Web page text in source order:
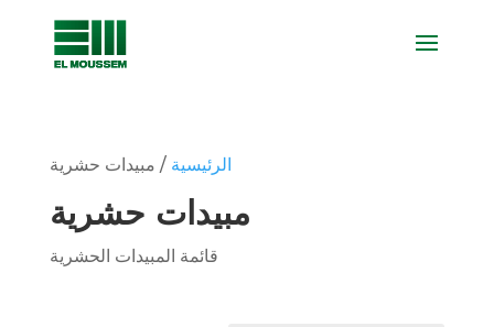
الرئيسية / مبيدات حشرية
مبيدات حشرية
قائمة المبيدات الحشرية